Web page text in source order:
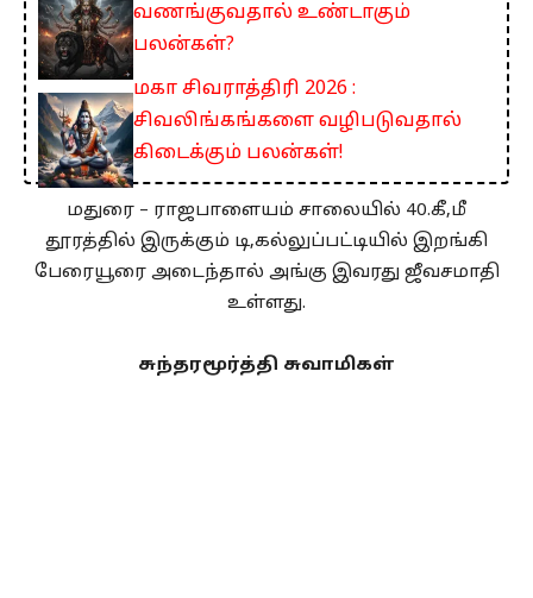
வணங்குவதால் உண்டாகும்
பலன்கள்?
மகா சிவராத்திரி 2026 :
சிவலிங்கங்களை வழிபடுவதால்
கிடைக்கும் பலன்கள்!
மதுரை – ராஜபாளையம் சாலையில் 40.கீ,மீ
தூரத்தில் இருக்கும் டி,கல்லுப்பட்டியில் இறங்கி
பேரையூரை அடைந்தால் அங்கு இவரது ஜீவசமாதி
உள்ளது.
சுந்தரமூர்த்தி சுவாமிகள்